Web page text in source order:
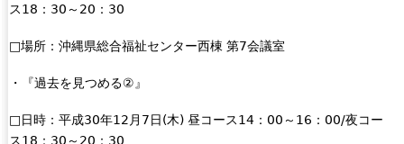
ス18：30～20：30
□場所：沖縄県総合福祉センター西棟 第7会議室
・『過去を見つめる②』
□日時：平成30年12月7日(木) 昼コース14：00～16：00/夜コー
ス18：30～20：30